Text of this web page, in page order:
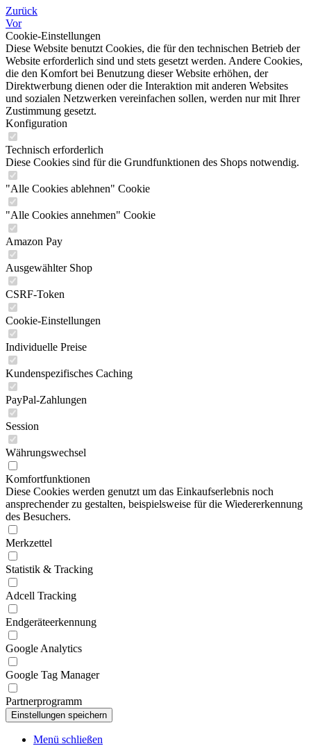
Zurück
Vor
Cookie-Einstellungen
Diese Website benutzt Cookies, die für den technischen Betrieb der
Website erforderlich sind und stets gesetzt werden. Andere Cookies,
die den Komfort bei Benutzung dieser Website erhöhen, der
Direktwerbung dienen oder die Interaktion mit anderen Websites
und sozialen Netzwerken vereinfachen sollen, werden nur mit Ihrer
Zustimmung gesetzt.
Konfiguration
Technisch erforderlich
Diese Cookies sind für die Grundfunktionen des Shops notwendig.
"Alle Cookies ablehnen" Cookie
"Alle Cookies annehmen" Cookie
Amazon Pay
Ausgewählter Shop
CSRF-Token
Cookie-Einstellungen
Individuelle Preise
Kundenspezifisches Caching
PayPal-Zahlungen
Session
Währungswechsel
Komfortfunktionen
Diese Cookies werden genutzt um das Einkaufserlebnis noch
ansprechender zu gestalten, beispielsweise für die Wiedererkennung
des Besuchers.
Merkzettel
Statistik & Tracking
Adcell Tracking
Endgeräteerkennung
Google Analytics
Google Tag Manager
Partnerprogramm
Menü schließen